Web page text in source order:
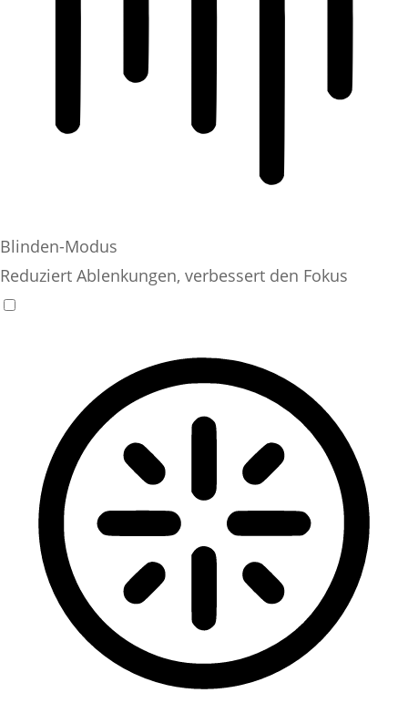
Blinden-Modus
Reduziert Ablenkungen, verbessert den Fokus